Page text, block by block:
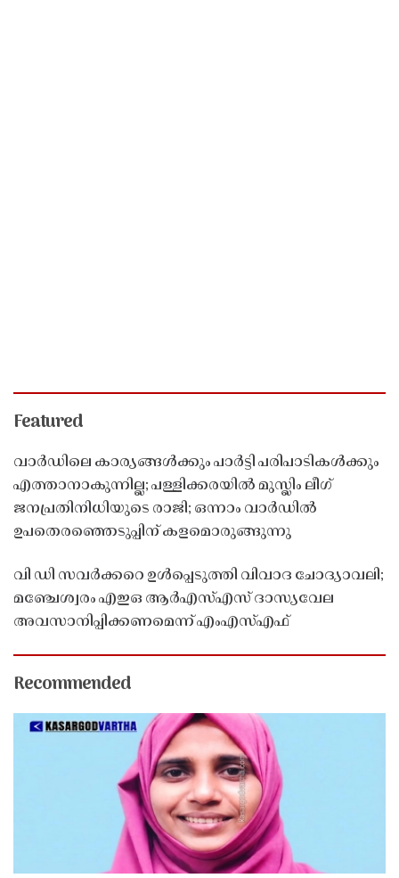
Featured
വാർഡിലെ കാര്യങ്ങൾക്കും പാർട്ടി പരിപാടികൾക്കും
എത്താനാകുന്നില്ല; പള്ളിക്കരയിൽ മുസ്ലിം ലീഗ്
ജനപ്രതിനിധിയുടെ രാജി; ഒന്നാം വാർഡിൽ
ഉപതെരഞ്ഞെടുപ്പിന് കളമൊരുങ്ങുന്നു
വി ഡി സവർക്കറെ ഉൾപ്പെടുത്തി വിവാദ ചോദ്യാവലി;
മഞ്ചേശ്വരം എഇഒ ആർഎസ്എസ് ദാസ്യവേല
അവസാനിപ്പിക്കണമെന്ന് എംഎസ്എഫ്
Recommended